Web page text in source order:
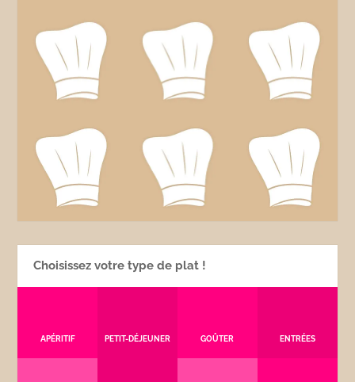
Choisissez votre type de plat !
APÉRITIF PETIT-DÉJEUNER GOÛTER ENTRÉES